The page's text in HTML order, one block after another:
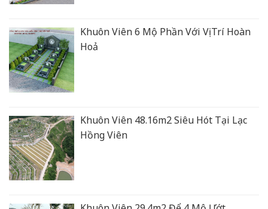
Khuôn Viên 6 Mộ Phần Với Vị Trí Hoàn
Hoả
Khuôn Viên 48.16m2 Siêu Hót Tại Lạc
Hồng Viên